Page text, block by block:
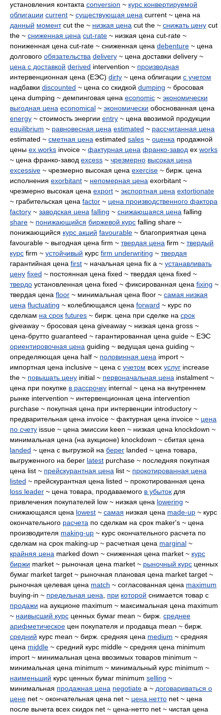
установления контакта conversion ~ курс конвертируемой
облигации current ~ существующая цена current ~ цена на
данный моментcut the ~ низкая цена cut the ~ снижать цену cut
the ~ сниженная цена cut-rate ~ низкая цена cut-rate ~
пониженная цена cut-rate ~ сниженная цена debenture ~ цена
долгового обязательства delivery ~ цена доставки delivery ~
цена с доставкой derived intervention ~ производная
интервенционная цена (ЕЭС) dirty ~ цена облигации с учетом
надбавки discounted ~ цена со скидкой dumping ~ бросовая
цена dumping ~ демпинговая цена economic ~ экономически
выгодная цена economical ~ экономически обоснованная цена
energy ~ стоимость энергии entry ~ цена ввозимой продукции
equilibrium ~ равновесная цена estimated ~ рассчитанная цена
estimated ~ сметная цена estimated sales ~ оценка продажной
цены ex works invoice ~ фактурная цена франко-завод ex works
~ цена франко-завод excess ~ чрезмерно высокая цена
excessive ~ чрезмерно высокая цена exercise ~ бирж. цена
исполнения exorbitant ~ непомерная цена exorbitant ~
чрезмерно высокая цена export ~ экспортная цена extortionate
~ грабительская цена factor ~ цена производственного фактора
factory ~ заводская цена falling ~ снижающаяся цена falling
share ~ понижающийся биржевой курс falling share ~
понижающийся курс акций favourable ~ благоприятная цена
favourable ~ выгодная цена firm ~ твердая цена firm ~ твердый
курс firm ~ устойчивый курс firm underwriting ~ твердая
гарантийная цена first ~ начальная цена fix a ~ устанавливать
цену fixed ~ постоянная цена fixed ~ твердая цена fixed ~
твердо установленная цена fixed ~ фиксированная цена fixing ~
твердая цена floor ~ минимальная цена floor ~ самая низкая
цена fluctuating ~ колеблющаяся цена forward ~ курс по
сделкам на срок futures ~ бирж. цена при сделке на срок
giveaway ~ бросовая цена giveaway ~ низкая цена gross ~
цена-брутто guaranteed ~ гарантированная цена guide ~ ЕЭС
ориентировочная цена guiding ~ ведущая цена guiding ~
определяющая цена half ~ половинная цена import ~
импортная цена inclusive ~ цена с учетом всех услуг increase
the ~ повышать цену initial ~ первоначальная цена instalment ~
цена при покупке в рассрочку internal ~ цена на внутреннем
рынке intervention ~ интервенционная цена intervention
purchase ~ покупная цена при интервенции introductory ~
предварительная цена invoice ~ фактурная цена invoice ~ цена
по счету issue ~ цена эмиссии keen ~ низкая цена knockdown ~
минимальная цена (на аукционе) knockdown ~ сбитая цена
landed ~ цена с выгрузкой на берег landed ~ цена товара,
выгруженного на берег latest purchase ~ последняя покупная
цена list ~ прейскурантная цена list ~ прокотированная цена
listed ~ прейскурантная цена listed ~ прокотированная цена
loss leader ~ цена товара, продаваемого в убыток для
привлечения покупателей low ~ низкая цена lowering ~
снижающаяся цена lowest ~ самая низкая цена made-up ~ курс
окончательного расчета по сделкам на срок maker's ~ цена
производителя making-up ~ курс окончательного расчета по
сделкам на срок making-up ~ расчетная цена marginal ~
крайняя цена marked down ~ сниженная цена market ~ курс
биржи market ~ рыночная цена market ~ рыночный курс ценных
бумаг market target ~ рыночная плановая цена market target ~
рыночная целевая цена match ~ согласованная цена maximum
buying-in ~ предельная цена при которой снимается товар с
продажи на аукционе maximum ~ максимальная цена maximum
~ наивысший курс ценных бумаг mean ~ бирж. среднее
арифметическое цен покупателя и продавца mean ~ бирж.
средний курс mean ~ бирж. средняя цена medium ~ средняя
цена middle ~ средний курс middle ~ средняя цена minimum
import ~ минимальная цена ввозимых товаров minimum ~
минимальная цена minimum ~ минимальный курс minimum ~
наименьший курс ценных бумаг minimum selling ~
минимальная продажная цена negotiate a ~ договариваться о
цене net ~ окончательная цена net ~ цена нетто net ~ цена
после вычета всех скидок net ~ цена-нетто net ~ чистая цена